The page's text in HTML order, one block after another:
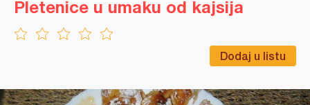
Dodaj u listu
Pletenice u umaku od kajsija